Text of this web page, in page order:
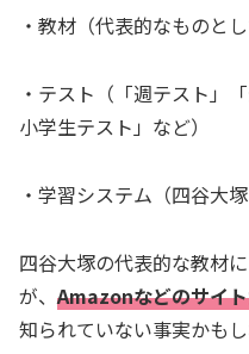
・教材（代表的なものと
・テスト（「週テスト」
小学生テスト」など）
・学習システム（四谷大
四谷大塚の代表的な教材
が、 Amazonなどのサイ
知られていない事実かもし